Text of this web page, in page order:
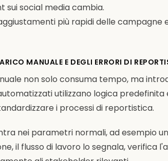
sui social media cambia.
più rapidi delle campagne
MANUALE E DEGLI ERRORI DI
non solo consuma tempo, ma
utilizzano logica
i processi di reportistica.
nei parametri normali, ad esempio
il flusso di lavoro lo segnala, verifica